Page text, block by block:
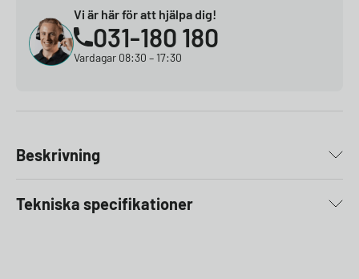
Vi är här för att hjälpa dig!
031-180 180
Vardagar 08:30 – 17:30
Beskrivning
Tekniska specifikationer